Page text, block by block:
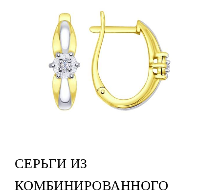
СЕРЬГИ ИЗ
КОМБИНИРОВАННОГО